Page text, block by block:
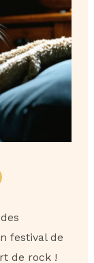
festival de
de rock !